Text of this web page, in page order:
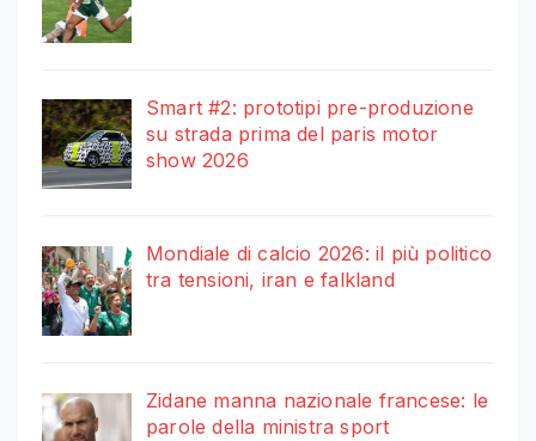
Smart #2: prototipi pre-produzione
su strada prima del paris motor
show 2026
Mondiale di calcio 2026: il più politico
tra tensioni, iran e falkland
Zidane manna nazionale francese: le
parole della ministra sport